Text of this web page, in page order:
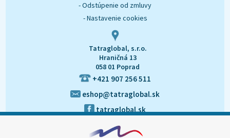
- Odstúpenie od zmluvy
- Nastavenie cookies
Tatraglobal, s.r.o.
Hraničná 13
058 01 Poprad
+421 907 256 511
eshop@tatraglobal.sk
tatraglobal.sk